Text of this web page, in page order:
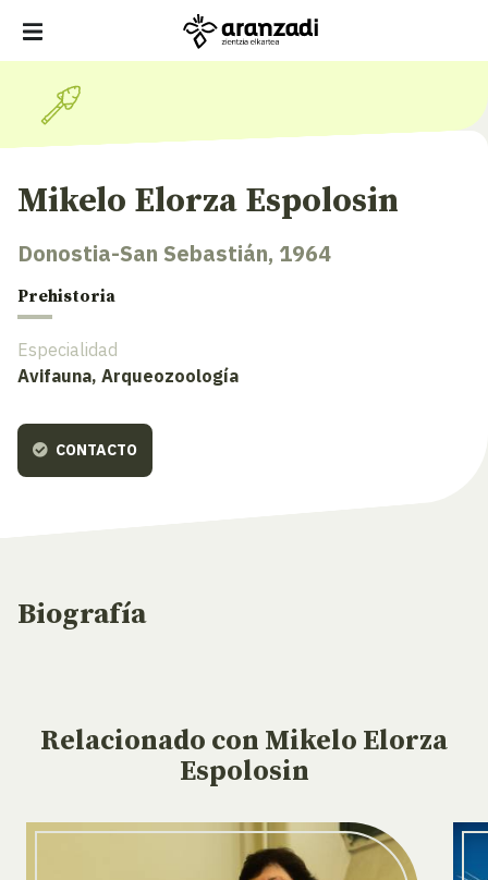
Mikelo Elorza Espolosin
Donostia-San Sebastián, 1964
Prehistoria
Especialidad
Avifauna, Arqueozoología
CONTACTO
Biografía
Relacionado con Mikelo Elorza
Espolosin